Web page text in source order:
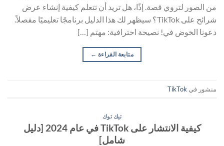
من الصور لتروي قصة. إذًا، هل تريد أن تتعلم كيفية إنشاء عرض
شرائح على TikTok؟ سيظهر لك هذا الدليل برنامجًا تعليميًا مفصلاً.
دعونا الخوض في! نصيحة احترافية: مهتم […]
متابعة القراءة ←
منشور في TikTok
تيك توك
كيفية الانتشار على TikTok في عام 2024 [دليل
شامل]